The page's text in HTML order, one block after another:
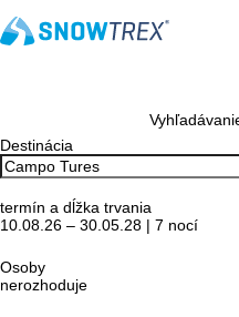
Destinácia
termín a dĺžka trvania
10.08.26 – 30.05.28 | 7 nocí
Osoby
nerozhoduje